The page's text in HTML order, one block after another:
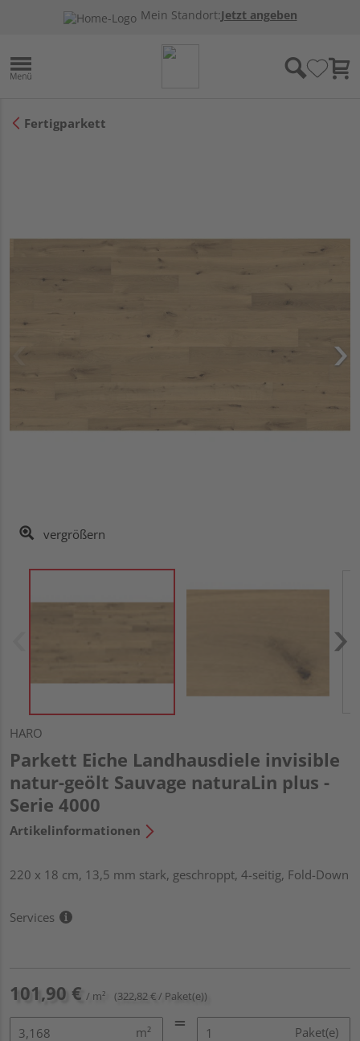
Mein Standort:Jetzt angeben
Fertigparkett
vergrößern
HARO
Parkett Eiche Landhausdiele invisible
natur-geölt Sauvage naturaLin plus -
Serie 4000
Artikelinformationen
220 x 18 cm, 13,5 mm stark, geschroppt, 4-seitig, Fold-Down
Services
101,90 € / m² (322,82 € / Paket(e))
m² Paket(e)